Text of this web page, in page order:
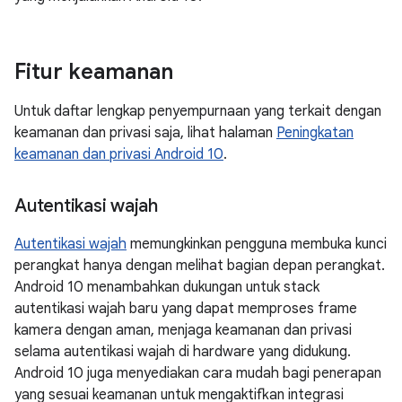
Fitur keamanan
Untuk daftar lengkap penyempurnaan yang terkait dengan
keamanan dan privasi saja, lihat halaman Peningkatan
keamanan dan privasi Android 10.
Autentikasi wajah
Autentikasi wajah memungkinkan pengguna membuka kunci
perangkat hanya dengan melihat bagian depan perangkat.
Android 10 menambahkan dukungan untuk stack
autentikasi wajah baru yang dapat memproses frame
kamera dengan aman, menjaga keamanan dan privasi
selama autentikasi wajah di hardware yang didukung.
Android 10 juga menyediakan cara mudah bagi penerapan
yang sesuai keamanan untuk mengaktifkan integrasi